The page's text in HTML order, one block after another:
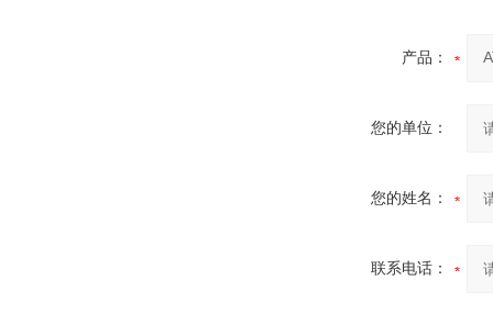
产品：
您的单位：
您的姓名：
联系电话：